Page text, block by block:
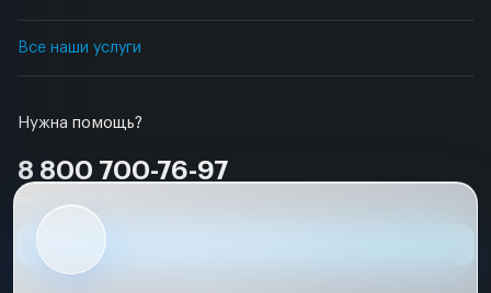
Нужна помощь?
8 800 700-76-97
Все наши услуги